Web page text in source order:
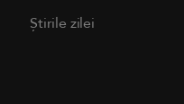
Știrile zilei